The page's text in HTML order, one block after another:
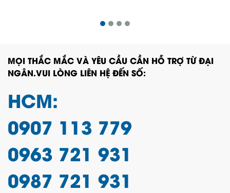
MỌI THẮC MẮC VÀ YÊU CẦU CẦN HỖ TRỢ TỪ ĐẠI
NGÂN.VUI LÒNG LIÊN HỆ ĐẾN SỐ:
HCM:
0907 113 779
0963 721 931
0987 721 931